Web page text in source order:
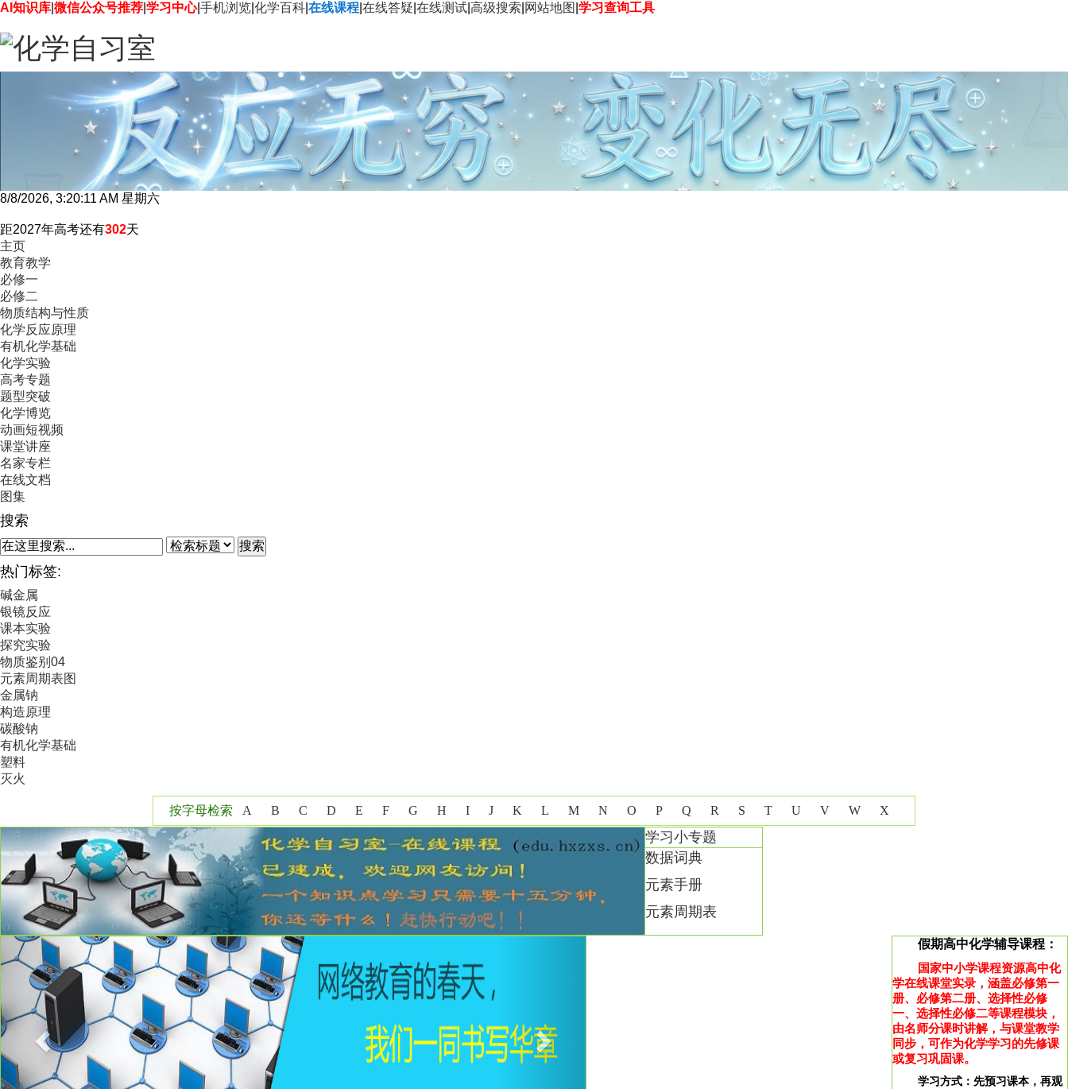
AI知识库 微信公众号推荐 学习中心|手机浏览 化学百科 在线课程 在线答疑 在线测试 高级搜索 网站地图 学习查询工具
8/8/2026, 3:20:12 AM 星期六
距2027年高考还有302天
主页
教育教学
必修一
必修二
物质结构与性质
化学反应原理
有机化学基础
化学实验
高考专题
题型突破
化学博览
动画短视频
课堂讲座
名家专栏
在线文档
图集
搜索
搜索
热门标签:
碱金属
银镜反应
课本实验
探究实验
物质鉴别04
元素周期表图
金属钠
构造原理
碳酸钠
有机化学基础
塑料
灭火
按字母检索 A B C D E F G H I J K L M N O P Q R S T U V W X
Y Z
学习小专题
数据词典
元素手册
元素周期表
Previous 假期高中化学辅导课程：
国家中小学课程资源高中化
学在线课堂实录，涵盖必修第一
册、必修第二册、选择性必修
一、选择性必修二等课程模块，
由名师分课时讲解，与课堂教学
同步，可作为化学学习的先修课
或复习巩固课。
学习方式：先预习课本，再观